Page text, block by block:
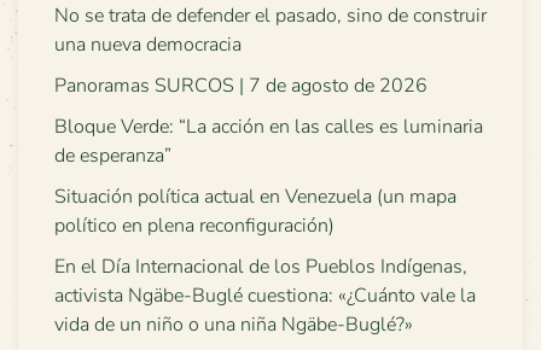
No se trata de defender el pasado, sino de construir
una nueva democracia
Panoramas SURCOS | 7 de agosto de 2026
Bloque Verde: “La acción en las calles es luminaria
de esperanza”
Situación política actual en Venezuela (un mapa
político en plena reconfiguración)
En el Día Internacional de los Pueblos Indígenas,
activista Ngäbe-Buglé cuestiona: «¿Cuánto vale la
vida de un niño o una niña Ngäbe-Buglé?»